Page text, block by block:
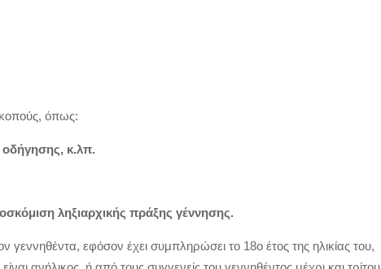
όπως:
οδήγησης, κ.λπ.
ληξιαρχικής πράξης γέννησης.
εφόσον έχει συμπληρώσει το 18ο έτος της ηλικίας του,